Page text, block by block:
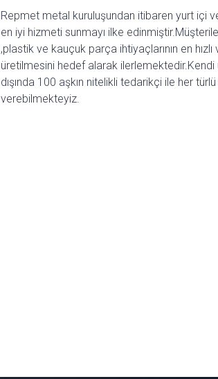
Repmet metal kuruluşundan itibaren yurt içi
en iyi hizmeti sunmayı ilke
,plastik ve kauçuk parça ihtiyaçlarının en
üretilmesini hedef alarak
dışında 100 aşkın nitelikli tedarikçi ile her
verebilmekteyiz.